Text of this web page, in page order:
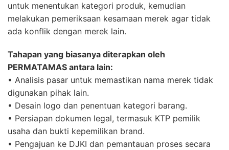
untuk menentukan kategori produk, kemudian
melakukan pemeriksaan kesamaan merek agar tidak
ada konflik dengan merek lain.
Tahapan yang biasanya diterapkan oleh
PERMATAMAS antara lain:
• Analisis pasar untuk memastikan nama merek tidak
digunakan pihak lain.
• Desain logo dan penentuan kategori barang.
• Persiapan dokumen legal, termasuk KTP pemilik
usaha dan bukti kepemilikan brand.
• Pengajuan ke DJKI dan pemantauan proses secara